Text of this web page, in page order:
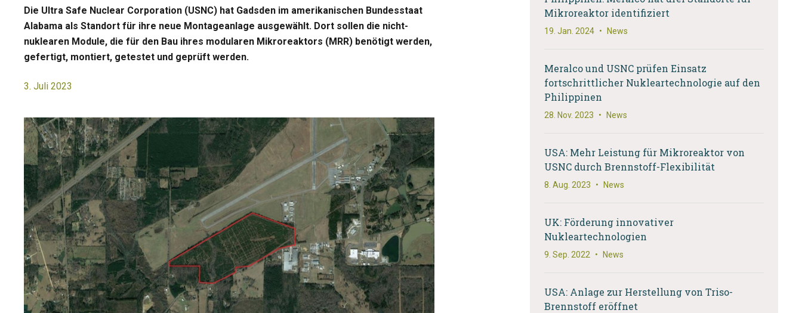
Die Ultra Safe Nuclear Corporation (USNC) hat Gadsden im amerikanischen Bundesstaat
Alabama als Standort für ihre neue Montageanlage ausgewählt. Dort sollen die nicht-
nuklearen Module, die für den Bau ihres modularen Mikroreaktors (MRR) benötigt werden,
gefertigt, montiert, getestet und geprüft werden.
3. Juli 2023
Mikroreaktor identifiziert
19. Jan. 2024 • News
Meralco und USNC prüfen Einsatz
fortschrittlicher Nukleartechnologie auf den
Philippinen
28. Nov. 2023 • News
USA: Mehr Leistung für Mikroreaktor von
USNC durch Brennstoff-Flexibilität
8. Aug. 2023 • News
UK: Förderung innovativer
Nukleartechnologien
9. Sep. 2022 • News
USA: Anlage zur Herstellung von Triso-
Brennstoff eröffnet